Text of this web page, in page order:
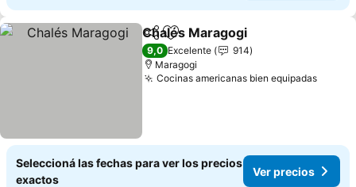
CompartirAñadir a favoritos
Chalés Maragogi
9,0 Excelente
914
Maragogi
Cocinas americanas bien equipadas
Seleccioná las fechas para ver los precios
exactos
Ver precios